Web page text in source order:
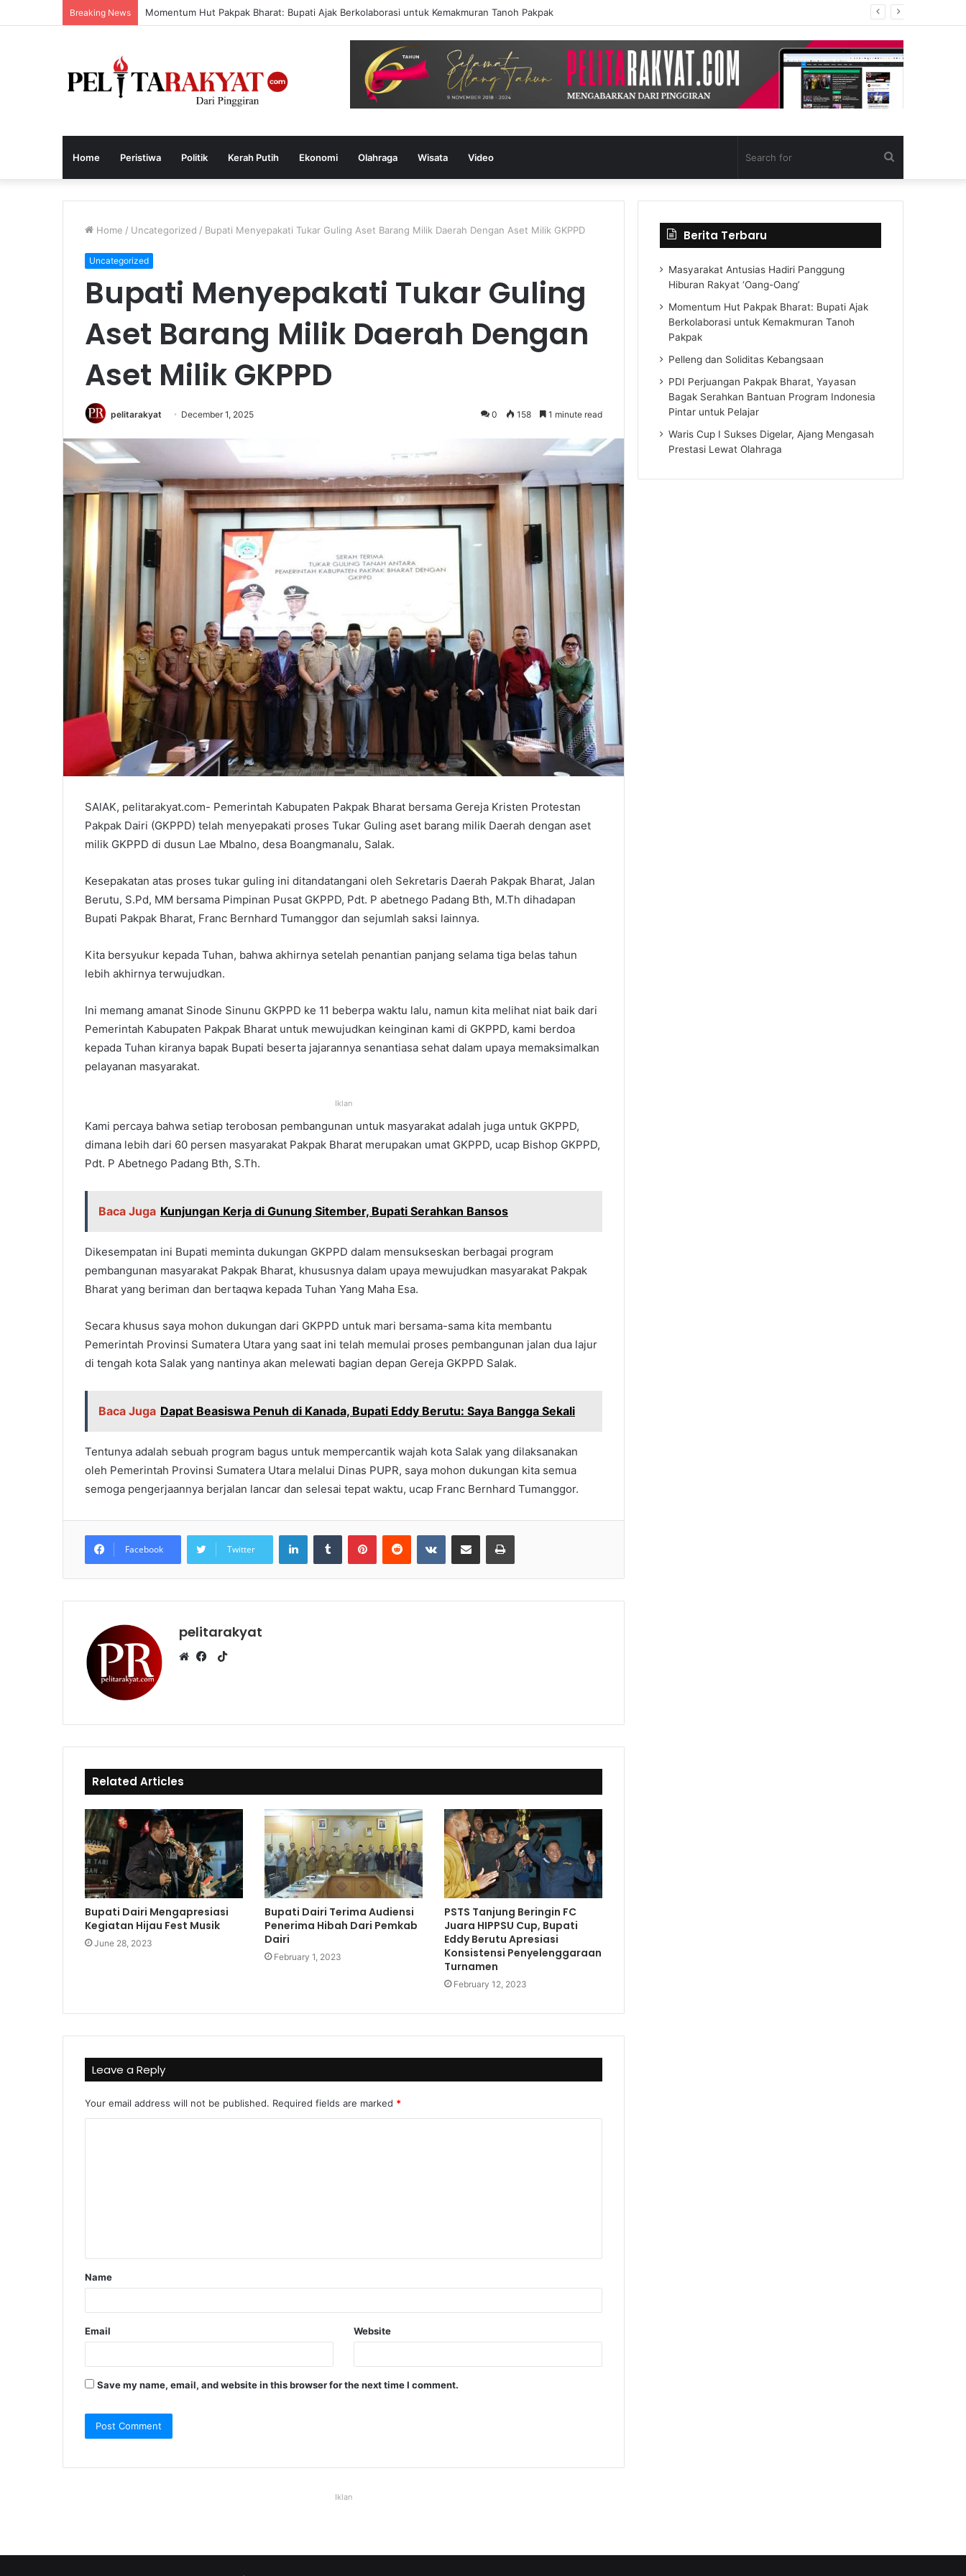
Breaking News Momentum Hut Pakpak Bharat: Bupati Ajak Berkolaborasi untuk Kemakmuran Tanoh Pakpak
Home Peristiwa Politik Kerah Putih Ekonomi Olahraga Wisata Video
for
Home / Uncategorized / Bupati Menyepakati Tukar Guling Aset Barang Milik Daerah Dengan Aset Milik GKPPD
Uncategorized
Bupati Menyepakati Tukar Guling
Aset Barang Milik Daerah Dengan
Aset Milik GKPPD
pelitarakyat December 1, 2025 0 158 1 minute read
SAlAK, pelitarakyat.com- Pemerintah Kabupaten Pakpak Bharat bersama Gereja Kristen Protestan
Pakpak Dairi (GKPPD) telah menyepakati proses Tukar Guling aset barang milik Daerah dengan aset
milik GKPPD di dusun Lae Mbalno, desa Boangmanalu, Salak.
Kesepakatan atas proses tukar guling ini ditandatangani oleh Sekretaris Daerah Pakpak Bharat, Jalan
Berutu, S.Pd, MM bersama Pimpinan Pusat GKPPD, Pdt. P abetnego Padang Bth, M.Th dihadapan
Bupati Pakpak Bharat, Franc Bernhard Tumanggor dan sejumlah saksi lainnya.
Kita bersyukur kepada Tuhan, bahwa akhirnya setelah penantian panjang selama tiga belas tahun
lebih akhirnya terwujudkan.
Ini memang amanat Sinode Sinunu GKPPD ke 11 beberpa waktu lalu, namun kita melihat niat baik dari
Pemerintah Kabupaten Pakpak Bharat untuk mewujudkan keinginan kami di GKPPD, kami berdoa
kepada Tuhan kiranya bapak Bupati beserta jajarannya senantiasa sehat dalam upaya memaksimalkan
pelayanan masyarakat.
Iklan
Kami percaya bahwa setiap terobosan pembangunan untuk masyarakat adalah juga untuk GKPPD,
dimana lebih dari 60 persen masyarakat Pakpak Bharat merupakan umat GKPPD, ucap Bishop GKPPD,
Pdt. P Abetnego Padang Bth, S.Th.
Baca Juga Kunjungan Kerja di Gunung Sitember, Bupati Serahkan Bansos
Dikesempatan ini Bupati meminta dukungan GKPPD dalam mensukseskan berbagai program
pembangunan masyarakat Pakpak Bharat, khususnya dalam upaya mewujudkan masyarakat Pakpak
Bharat yang beriman dan bertaqwa kepada Tuhan Yang Maha Esa.
Secara khusus saya mohon dukungan dari GKPPD untuk mari bersama-sama kita membantu
Pemerintah Provinsi Sumatera Utara yang saat ini telah memulai proses pembangunan jalan dua lajur
di tengah kota Salak yang nantinya akan melewati bagian depan Gereja GKPPD Salak.
Baca Juga Dapat Beasiswa Penuh di Kanada, Bupati Eddy Berutu: Saya Bangga Sekali
Tentunya adalah sebuah program bagus untuk mempercantik wajah kota Salak yang dilaksanakan
oleh Pemerintah Provinsi Sumatera Utara melalui Dinas PUPR, saya mohon dukungan kita semua
semoga pengerjaannya berjalan lancar dan selesai tepat waktu, ucap Franc Bernhard Tumanggor.
Facebook Twitter
pelitarakyat
s
e
k
T
o
Related Articles
Bupati Dairi Mengapresiasi
Kegiatan Hijau Fest Musik
June 28, 2023
Bupati Dairi Terima Audiensi
Penerima Hibah Dari Pemkab
Dairi
February 1, 2023
PSTS Tanjung Beringin FC
Juara HIPPSU Cup, Bupati
Eddy Berutu Apresiasi
Konsistensi Penyelenggaraan
Turnamen
February 12, 2023
Leave a Reply
Your email address will not be published. Required fields are marked *
t
*
Name
Email Website
Save my name, email, and website in this browser for the next time I comment.
Iklan
Berita Terbaru
Masyarakat Antusias Hadiri Panggung
Hiburan Rakyat ‘Oang-Oang’
Momentum Hut Pakpak Bharat: Bupati Ajak
Berkolaborasi untuk Kemakmuran Tanoh
Pakpak
Pelleng dan Soliditas Kebangsaan
PDI Perjuangan Pakpak Bharat, Yayasan
Bagak Serahkan Bantuan Program Indonesia
Pintar untuk Pelajar
Waris Cup I Sukses Digelar, Ajang Mengasah
Prestasi Lewat Olahraga